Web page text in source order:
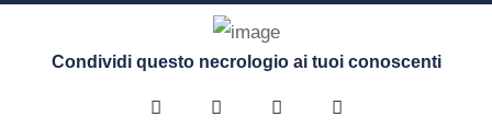
Condividi questo necrologio ai tuoi conoscenti